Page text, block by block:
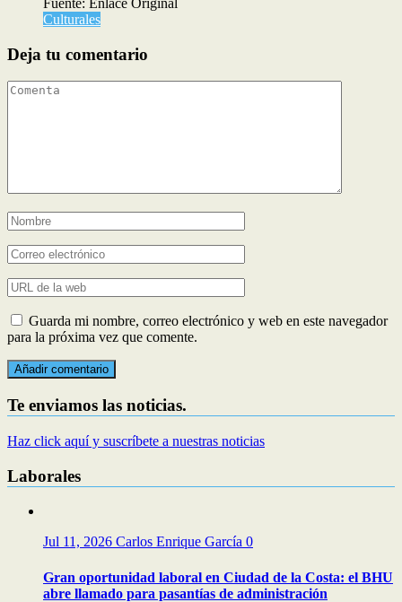
Fuente: Enlace Original
Culturales
Deja tu comentario
Guarda mi nombre, correo electrónico y web en este navegador
para la próxima vez que comente.
Te enviamos las noticias.
Haz click aquí y suscríbete a nuestras noticias
Laborales
Jul 11, 2026 Carlos Enrique García 0
Gran oportunidad laboral en Ciudad de la Costa: el BHU
abre llamado para pasantías de administración